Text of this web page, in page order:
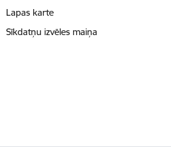
Lapas karte
Sīkdatņu izvēles maiņa